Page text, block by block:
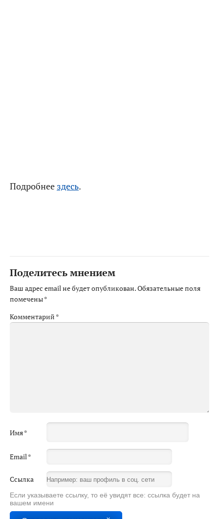
Подробнее здесь.
Поделитесь мнением
Ваш адрес email не будет опубликован.Обязательные поля
помечены*
Комментарий *
Имя*
Email*
Ссылка
Если указываете ссылку, то её увидят все: ссылка будет на
вашем имени